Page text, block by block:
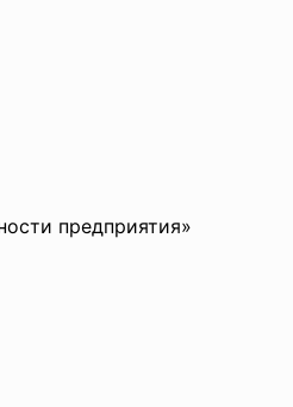
предприятия»